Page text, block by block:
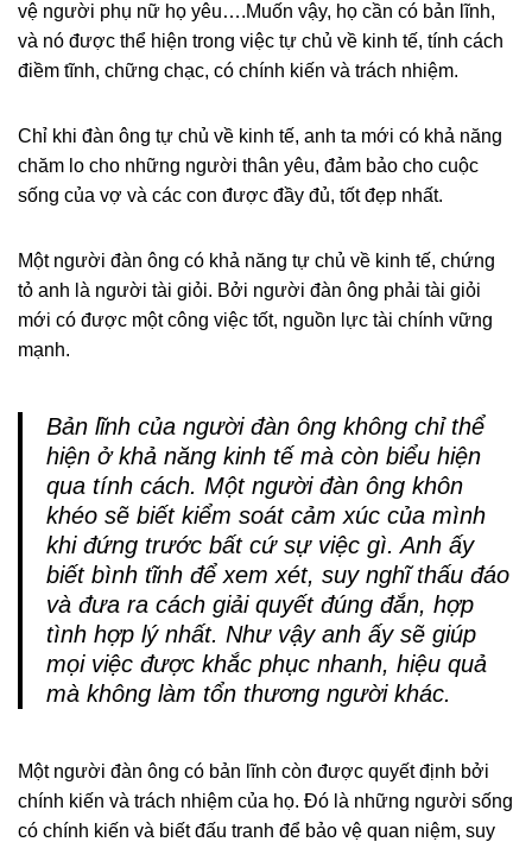
vệ người phụ nữ họ yêu….Muốn vậy, họ cần có bản lĩnh,
và nó được thể hiện trong việc tự chủ về kinh tế, tính cách
điềm tĩnh, chững chạc, có chính kiến và trách nhiệm.
Chỉ khi đàn ông tự chủ về kinh tế, anh ta mới có khả năng
chăm lo cho những người thân yêu, đảm bảo cho cuộc
sống của vợ và các con được đầy đủ, tốt đẹp nhất.
Một người đàn ông có khả năng tự chủ về kinh tế, chứng
tỏ anh là người tài giỏi. Bởi người đàn ông phải tài giỏi
mới có được một công việc tốt, nguồn lực tài chính vững
mạnh.
Bản lĩnh của người đàn ông không chỉ thể
hiện ở khả năng kinh tế mà còn biểu hiện
qua tính cách. Một người đàn ông khôn
khéo sẽ biết kiểm soát cảm xúc của mình
khi đứng trước bất cứ sự việc gì. Anh ấy
biết bình tĩnh để xem xét, suy nghĩ thấu đáo
và đưa ra cách giải quyết đúng đắn, hợp
tình hợp lý nhất. Như vậy anh ấy sẽ giúp
mọi việc được khắc phục nhanh, hiệu quả
mà không làm tổn thương người khác.
Một người đàn ông có bản lĩnh còn được quyết định bởi
chính kiến và trách nhiệm của họ. Đó là những người sống
có chính kiến và biết đấu tranh để bảo vệ quan niệm, suy